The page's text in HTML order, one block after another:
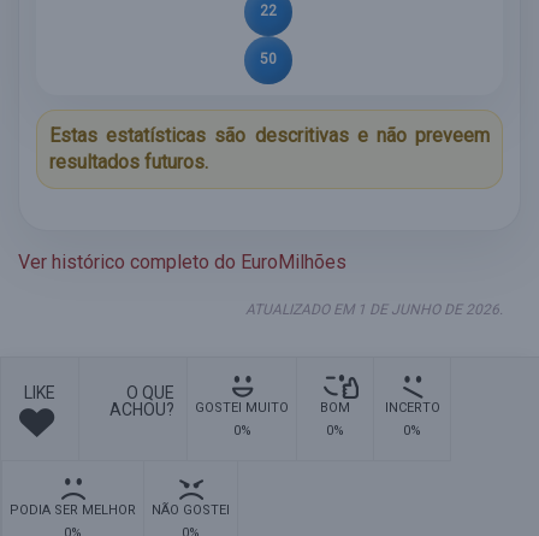
22
50
Estas estatísticas são descritivas e não preveem
resultados futuros.
Ver histórico completo do EuroMilhões
ATUALIZADO EM 1 DE JUNHO DE 2026.
LIKE
O QUE
ACHOU?
GOSTEI MUITO
0%
BOM
0%
INCERTO
0%
PODIA SER MELHOR
NÃO GOSTEI